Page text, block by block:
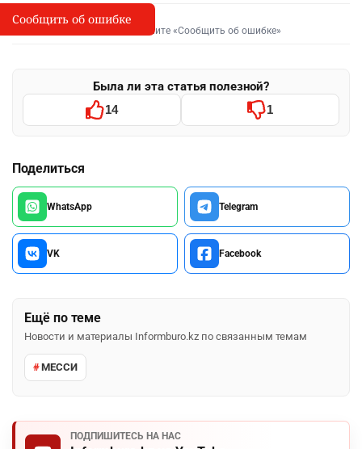
I
Сообщить об опечатке
Выделите фрагмент и нажмите «Сообщить об ошибке»
Была ли эта статья полезной?
14 1
Поделиться
WhatsApp Telegram
VK Facebook
Ещё по теме
Новости и материалы Informburo.kz по связанным темам
МЕССИ
ПОДПИШИТЕСЬ НА НАС
Сообщить об ошибке